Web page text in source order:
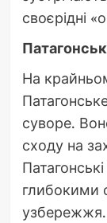
своєрідні
На
суворе.
сходу на
глибокими
узбережжя.